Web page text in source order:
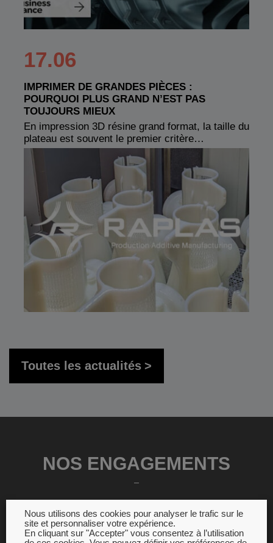
17.06
IMPRIMER DE GRANDES PIÈCES :
POURQUOI PLUS GRAND N’EST PAS
TOUJOURS MIEUX
En impression 3D résine grand format, la taille du
plateau est souvent le premier critère…
Toutes les actualités
NOS ENGAGEMENTS
Nous utilisons des cookies pour analyser le trafic sur le
site et personnaliser votre expérience.
En cliquant sur "Accepter" vous consentez à l’utilisation